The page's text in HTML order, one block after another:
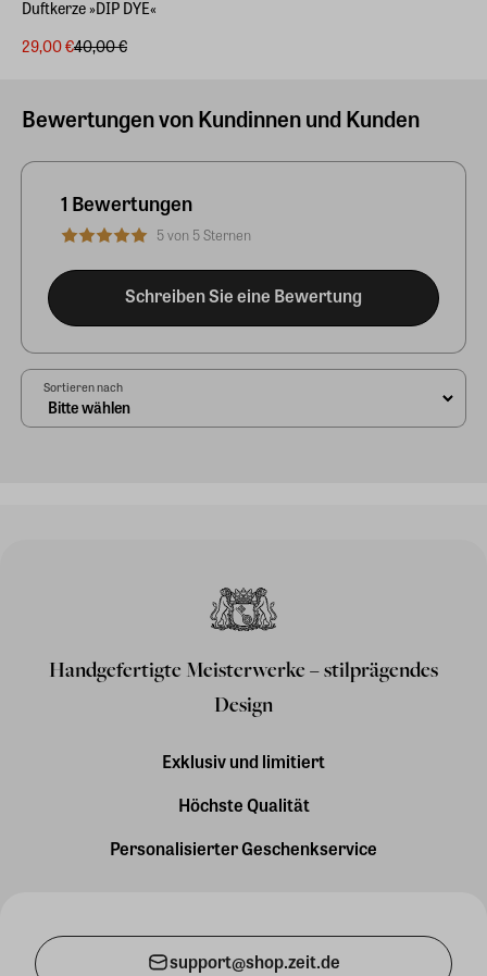
Duftkerze »DIP DYE«
29,00 €40,00 €
Bewertungen von Kundinnen und Kunden
1 Bewertungen
5 von 5 Sternen
Schreiben Sie eine Bewertung
Sortieren nach
Handgefertigte Meisterwerke – stilprägendes
Design
Exklusiv und limitiert
Höchste Qualität
Personalisierter Geschenkservice
support@shop.zeit.de